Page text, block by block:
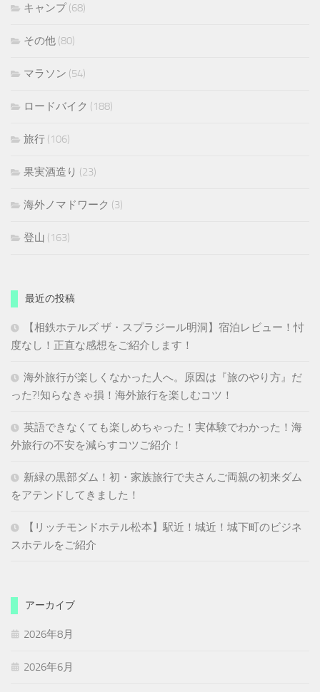
キャンプ(68)
その他 (80)
マラソン (54)
ロードバイク (188)
旅行 (106)
果実酒造り (23)
海外ノマドワーク (3)
登山 (163)
最近の投稿
【相鉄ホテルズ ザ・スプラジール明洞】宿泊レビュー！忖
度なし！正直な感想をご紹介します！
海外旅行が楽しくなかった人へ。原因は『旅のやり方』だ
った?!知らなきゃ損！海外旅行を楽しむコツ！
英語できなくても楽しめちゃった！実体験でわかった！海
外旅行の不安を減らすコツご紹介！
新緑の黒部ダム！初・家族旅行で夫さんご両親の初来ダム
をアテンドしてきました！
【リッチモンドホテル松本】駅近！城近！城下町のビジネ
スホテルをご紹介
アーカイブ
2026年8月
2026年6月